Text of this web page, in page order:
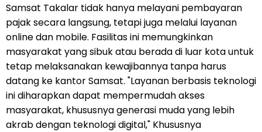
Samsat Takalar tidak hanya melayani pembayaran
pajak secara langsung, tetapi juga melalui layanan
online dan mobile. Fasilitas ini memungkinkan
masyarakat yang sibuk atau berada di luar kota untuk
tetap melaksanakan kewajibannya tanpa harus
datang ke kantor Samsat. "Layanan berbasis teknologi
ini diharapkan dapat mempermudah akses
masyarakat, khususnya generasi muda yang lebih
akrab dengan teknologi digital," Khususnya